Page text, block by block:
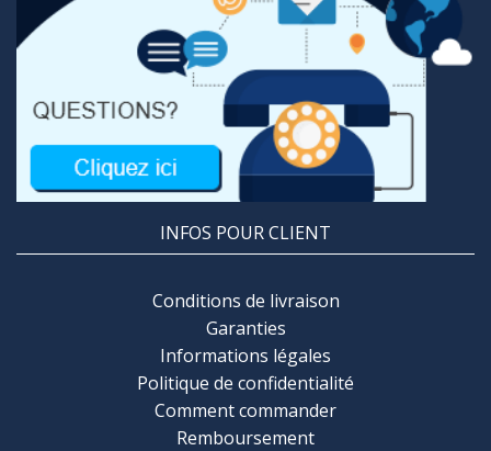
INFOS POUR CLIENT
Conditions de livraison
Garanties
Informations légales
Politique de confidentialité
Comment commander
Remboursement